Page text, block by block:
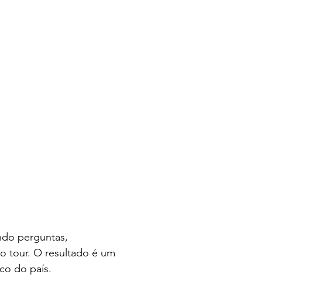
perguntas,
tour. O resultado é um
do país.